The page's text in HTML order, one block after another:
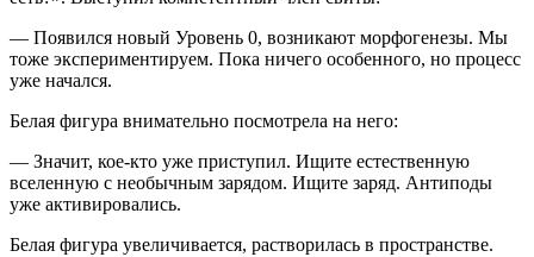
— Появился новый Уровень 0, возникают морфогенезы. Мы
тоже экспериментируем. Пока ничего особенного, но процесс
уже начался.
Белая фигура внимательно посмотрела на него:
— Значит, кое-кто уже приступил. Ищите естественную
вселенную с необычным зарядом. Ищите заряд. Антиподы
уже активировались.
Белая фигура увеличивается, растворилась в пространстве.